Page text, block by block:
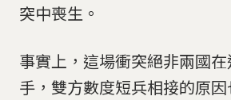
突中喪生。
事實上，這場衝突絕非兩國
手，雙方數度短兵相接的原